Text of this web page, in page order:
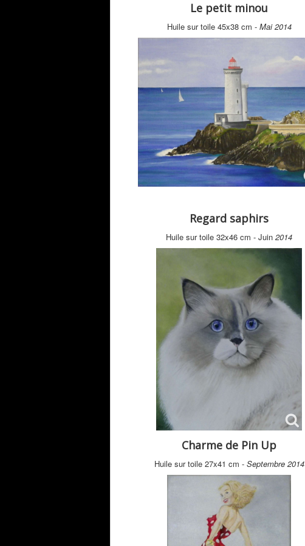
Le petit minou
Huile sur toile 45x38 cm - Mai 2014
Regard saphirs
Huile sur toile 32x46 cm - Juin 2014
Charme de Pin Up
Huile sur toile 27x41 cm - Septembre 2014